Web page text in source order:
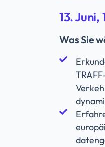
13.
Was Sie